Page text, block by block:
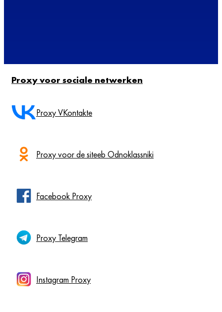
Proxy voor sociale netwerken
Proxy VKontakte
Proxy voor de siteeb Odnoklassniki
Facebook Proxy
Proxy Telegram
Instagram Proxy